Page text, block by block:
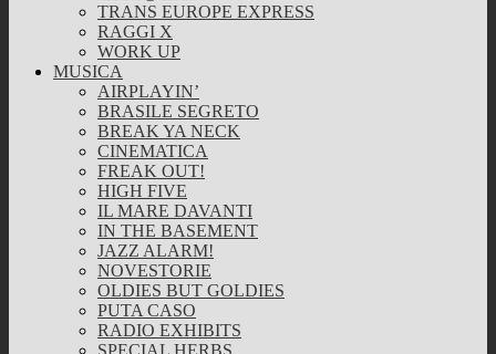
TRANS EUROPE EXPRESS
RAGGI X
WORK UP
MUSICA
AIRPLAYIN’
BRASILE SEGRETO
BREAK YA NECK
CINEMATICA
FREAK OUT!
HIGH FIVE
IL MARE DAVANTI
IN THE BASEMENT
JAZZ ALARM!
NOVESTORIE
OLDIES BUT GOLDIES
PUTA CASO
RADIO EXHIBITS
SPECIAL HERBS